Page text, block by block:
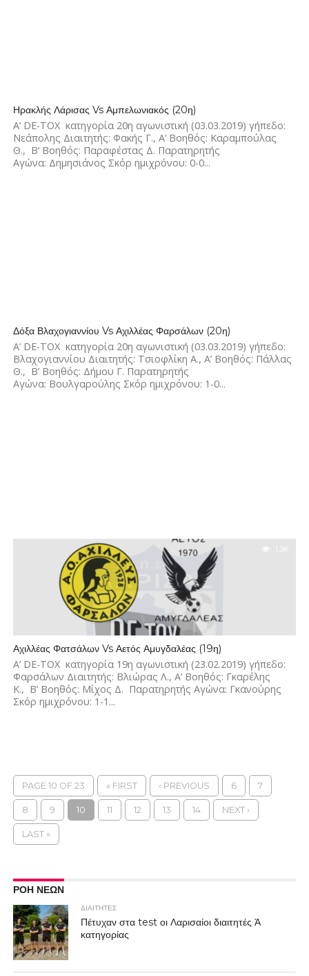
Ηρακλής Λάρισας Vs Αμπελωνιακός (20η)
Α’ DE-TOX κατηγορία 20η αγωνιστική (03.03.2019) γήπεδο:
Nεάπολης Διαιτητής: Φακής Γ., Α’ Βοηθός: Καραμπούλας
Θ., Β’ Βοηθός: Παραφέστας Δ. Παρατηρητής
Αγώνα: Δημησιάνος Σκόρ ημιχρόνου: 0-0...
Δόξα Βλαχογιαννίου Vs Αχιλλέας Φαρσάλων (20η)
Α’ DE-TOX κατηγορία 20η αγωνιστική (03.03.2019) γήπεδο:
Βλαχογιαννίου Διαιτητής: Τσιοφλίκη Α., Α’ Βοηθός: Πάλλας
Θ., Β’ Βοηθός: Δήμου Γ. Παρατηρητής
Αγώνα: Βουλγαρούλης Σκόρ ημιχρόνου: 1-0...
1.3K
Αχιλλέας Φατσάλων Vs Αετός Αμυγδαλέας (19η)
Α’ DE-TOX κατηγορία 19η αγωνιστική (23.02.2019) γήπεδο:
Φαρσάλων Διαιτητής: Βλιώρας Λ., Α’ Βοηθός: Γκαρέλης
Κ., Β’ Βοηθός: Μίχος Δ. Παρατηρητής Αγώνα: Γκανούρης
Σκόρ ημιχρόνου: 1-1...
PAGE 10 OF 23 « FIRST ‹ PREVIOUS 6 7
8 9 10 11 12 13 14 NEXT ›
LAST »
ΡΟΗ ΝΕΩΝ
ΔΙΑΙΤΗΤΕΣ
Πέτυχαν στα test οι Λαρισαίοι διαιτητές Ά
κατηγορίας